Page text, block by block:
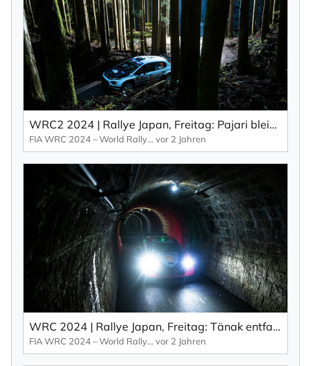
WRC2 2024 | Rallye Japan, Freitag: Pajari bleibt dran (EN).
FIA WRC 2024 – World Rallye Championship vor 2 Jahren
WRC 2024 | Rallye Japan, Freitag: Tänak entfacht Titeldrama während der Freitag Neuville in Japan frustriert (EN).
FIA WRC 2024 – World Rallye Championship vor 2 Jahren